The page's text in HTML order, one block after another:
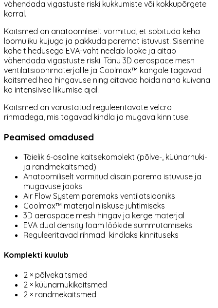
vähendada vigastuste riski kukkumiste või kokkupõrgete
korral.
Kaitsmed on anatoomiliselt vormitud, et sobituda keha
loomuliku kujuga ja pakkuda paremat istuvust. Sisemine
kahe tihedusega EVA-vaht neelab lööke ja aitab
vähendada vigastuste riski. Tänu 3D aerospace mesh
ventilatsioonimaterjalile ja Coolmax™ kangale tagavad
kaitsmed hea hingavuse ning aitavad hoida naha kuivana
ka intensiivse liikumise ajal.
Kaitsmed on varustatud reguleeritavate velcro
rihmadega, mis tagavad kindla ja mugava kinnituse.
Peamised omadused
Täielik 6-osaline kaitsekomplekt (põlve-, küünarnuki-
ja randmekaitsmed)
Anatoomiliselt vormitud disain parema istuvuse ja
mugavuse jaoks
Air Flow System paremaks ventilatsiooniks
Coolmax™ materjal niiskuse juhtimiseks
3D aerospace mesh hingav ja kerge materjal
EVA dual density foam löökide summutamiseks
Reguleeritavad rihmad kindlaks kinnituseks
Komplekti kuulub
2 × põlvekaitsmed
2 × küünarnukikaitsmed
2 × randmekaitsmed